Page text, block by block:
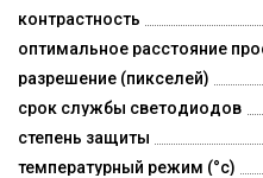
контрастность
оптимальное расстояние
разрешение (пикселей)
срок службы светодиодов
степень защиты
температурный режим (°c)